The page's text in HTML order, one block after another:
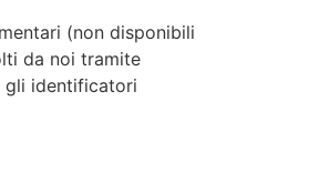
(non disponibili
da noi tramite
gli identificatori